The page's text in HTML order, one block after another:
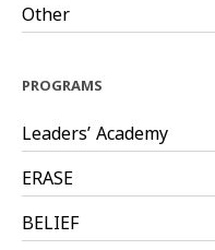
Other
PROGRAMS
Leaders’ Academy
ERASE
BELIEF